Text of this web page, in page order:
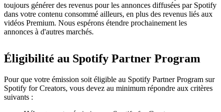
toujours générer des revenus pour les annonces diffusées par Spotify
dans votre contenu consommé ailleurs, en plus des revenus liés aux
vidéos Premium. Nous espérons étendre prochainement les
annonces à d'autres marchés.
Éligibilité au Spotify Partner Program
Pour que votre émission soit éligible au Spotify Partner Program sur
Spotify for Creators, vous devez au minimum répondre aux critères
suivants :